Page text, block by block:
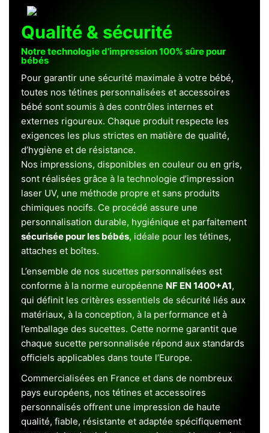
Qualité & sécurité
Notre technologie d’impression 100% sûre pour
bébés
Pour garantir une sécurité maximale à votre bébé,
toutes nos tétines personnalisées et accessoires
bébé sont soumis à des contrôles internes et
externes rigoureux. Chaque produit respecte les
exigences les plus strictes en matière de qualité,
d’hygiène et de résistance.
Nos impressions, disponibles en couleur ou en gris,
sont réalisées grâce à la technologie d’impression
laser UV, une méthode propre et sans produits
chimiques nocifs. Ce procédé assure une
personnalisation durable, hygiénique et parfaitement
sécurisée pour les bébés, idéale pour les tétines,
attaches et boîtes.
L’ensemble de nos sucettes personnalisées est
conforme à la norme européenne NF EN 1400+A1,
qui définit les critères essentiels de sécurité liés aux
matériaux, à la conception, à la performance et à
l’emballage des sucettes. Cette norme garantit que
chaque sucette personnalisée répond aux standards
officiels applicables dans toute l’Europe.
Commercialisées en France et dans de nombreux
pays européens, nos tétines et accessoires
personnalisés offrent une impression de haute
qualité, fiable, résistante et adaptée spécifiquement